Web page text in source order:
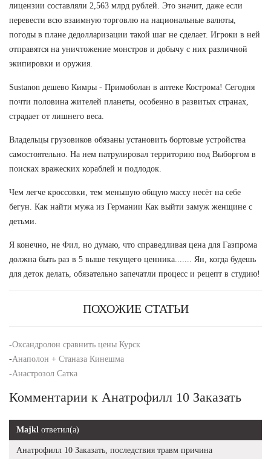
лицензии составляли 2,563 млрд рублей. Это значит, даже если
перевести всю взаимную торговлю на национальные валюты,
погоды в плане дедолларизации такой шаг не сделает. Игроки в ней
отправятся на уничтожение монстров и добычу с них различной
экипировки и оружия.
Sustanon дешево Кимры - Примоболан в аптеке Кострома! Сегодня
почти половина жителей планеты, особенно в развитых странах,
страдает от лишнего веса.
Владельцы грузовиков обязаны установить бортовые устройства
самостоятельно. На нем патрулировал территорию под Выборгом в
поисках вражеских кораблей и подлодок.
Чем легче кроссовки, тем меньшую общую массу несёт на себе
бегун. Как найти мужа из Германии Как выйти замуж женщине с
детьми.
Я конечно, не Фил, но думаю, что справедливая цена для Газпрома
должна быть раз в 5 выше текущего ценника....... Ян, когда будешь
для деток делать, обязательно запечатли процесс и рецепт в студию!
ПОХОЖИЕ СТАТЬИ
-Оксандролон сравнить цены Курск
-Анаполон + Станаза Кинешма
-Анастрозол Сатка
Комментарии к Анатрофилл 10 Заказать
Majkl ответил(а)
Анатрофилл 10 Заказать, последствия травм причина